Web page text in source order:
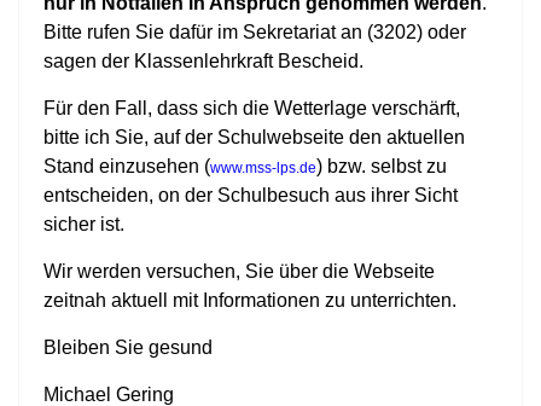
Bitte rufen Sie dafür im Sekretariat an (3202) oder
sagen der Klassenlehrkraft Bescheid.
Für den Fall, dass sich die Wetterlage verschärft,
bitte ich Sie, auf der Schulwebseite den aktuellen
Stand einzusehen (www.mss-lps.de) bzw. selbst zu
entscheiden, on der Schulbesuch aus ihrer Sicht
sicher ist.
Wir werden versuchen, Sie über die Webseite
zeitnah aktuell mit Informationen zu unterrichten.
Bleiben Sie gesund
Michael Gering